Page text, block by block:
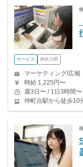
サービス 神奈川県
マーケティング/広報
時給 1,225円〜
週3日〜 / 1日3時間〜
仲町台駅から徒歩10